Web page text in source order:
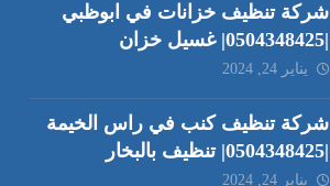
شركة تنظيف خزانات في ابوظبي
|0504348425| غسيل خزان
يناير 24, 2024
شركة تنظيف كنب في راس الخيمة
|0504348425| تنظيف بالبخار
يناير 24, 2024